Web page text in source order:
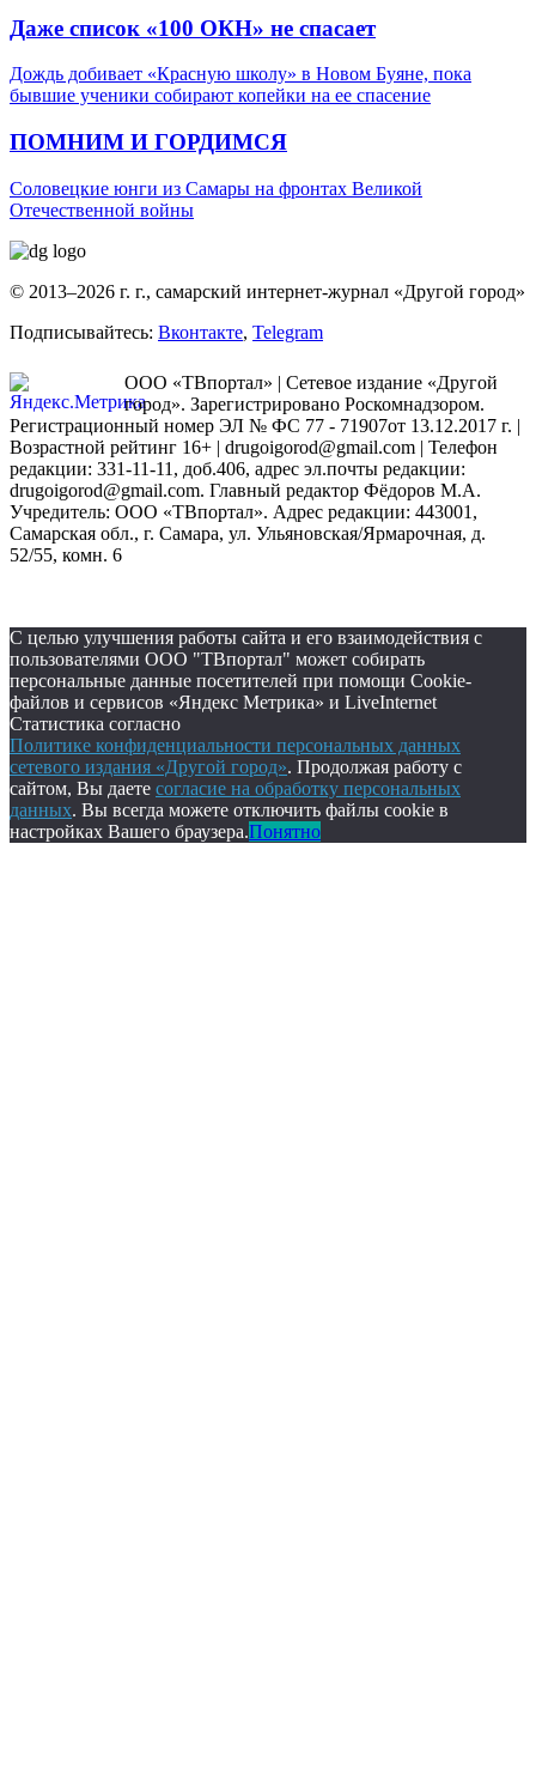
Даже список «100 ОКН» не спасает
Дождь добивает «Красную школу» в Новом Буяне, пока
бывшие ученики собирают копейки на ее спасение
ПОМНИМ И ГОРДИМСЯ
Соловецкие юнги из Самары на фронтах Великой
Отечественной войны
© 2013–2026 г. г., самарский интернет-журнал «Другой город»
Подписывайтесь: Вконтакте, Telegram
ООО «ТВпортал» | Сетевое издание «Другой
город». Зарегистрировано Роскомнадзором.
Регистрационный номер ЭЛ № ФС 77 - 71907от 13.12.2017 г. |
Возрастной рейтинг 16+ | drugoigorod@gmail.com | Телефон
редакции: 331-11-11, доб.406, адрес эл.почты редакции:
drugoigorod@gmail.com. Главный редактор Фёдоров М.А.
Учредитель: ООО «ТВпортал». Адрес редакции: 443001,
Самарская обл., г. Самара, ул. Ульяновская/Ярмарочная, д.
52/55, комн. 6
С целью улучшения работы сайта и его взаимодействия с
пользователями ООО "ТВпортал" может собирать
персональные данные посетителей при помощи Cookie-
файлов и сервисов «Яндекс Метрика» и LiveInternet
Статистика согласно
Политике конфиденциальности персональных данных
сетевого издания «Другой город». Продолжая работу с
сайтом, Вы даете согласие на обработку персональных
данных. Вы всегда можете отключить файлы cookie в
настройках Вашего браузера.Понятно